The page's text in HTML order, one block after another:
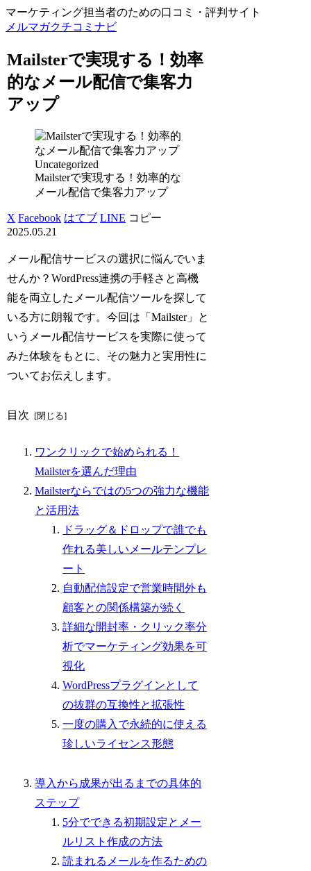
マーケティング担当者のための口コミ・評判サイト
メルマガクチコミナビ
Mailsterで実現する！効率
的なメール配信で集客力
アップ
Uncategorized
Mailsterで実現する！効率的な
メール配信で集客力アップ
X Facebook はてブ LINE コピー
2025.05.21
メール配信サービスの選択に悩んでいま
せんか？WordPress連携の手軽さと高機
能を両立したメール配信ツールを探して
いる方に朗報です。今回は「Mailster」と
いうメール配信サービスを実際に使って
みた体験をもとに、その魅力と実用性に
ついてお伝えします。
目次
ワンクリックで始められる！
Mailsterを選んだ理由
Mailsterならではの5つの強力な機能
と活用法
ドラッグ＆ドロップで誰でも
作れる美しいメールテンプレ
ート
自動配信設定で営業時間外も
顧客との関係構築が続く
詳細な開封率・クリック率分
析でマーケティング効果を可
視化
WordPressプラグインとして
の抜群の互換性と拡張性
一度の購入で永続的に使える
珍しいライセンス形態
導入から成果が出るまでの具体的
ステップ
5分でできる初期設定とメー
ルリスト作成の方法
読まれるメールを作るための